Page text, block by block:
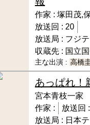
作家 : 塚田茂,
放送回 : 20
放送局 : フジ
収蔵先 : 国立
主な出演 : 高橋
あっぱれ！
宮本青枝一家
作家 :
放送回 :
放送局 : 日本